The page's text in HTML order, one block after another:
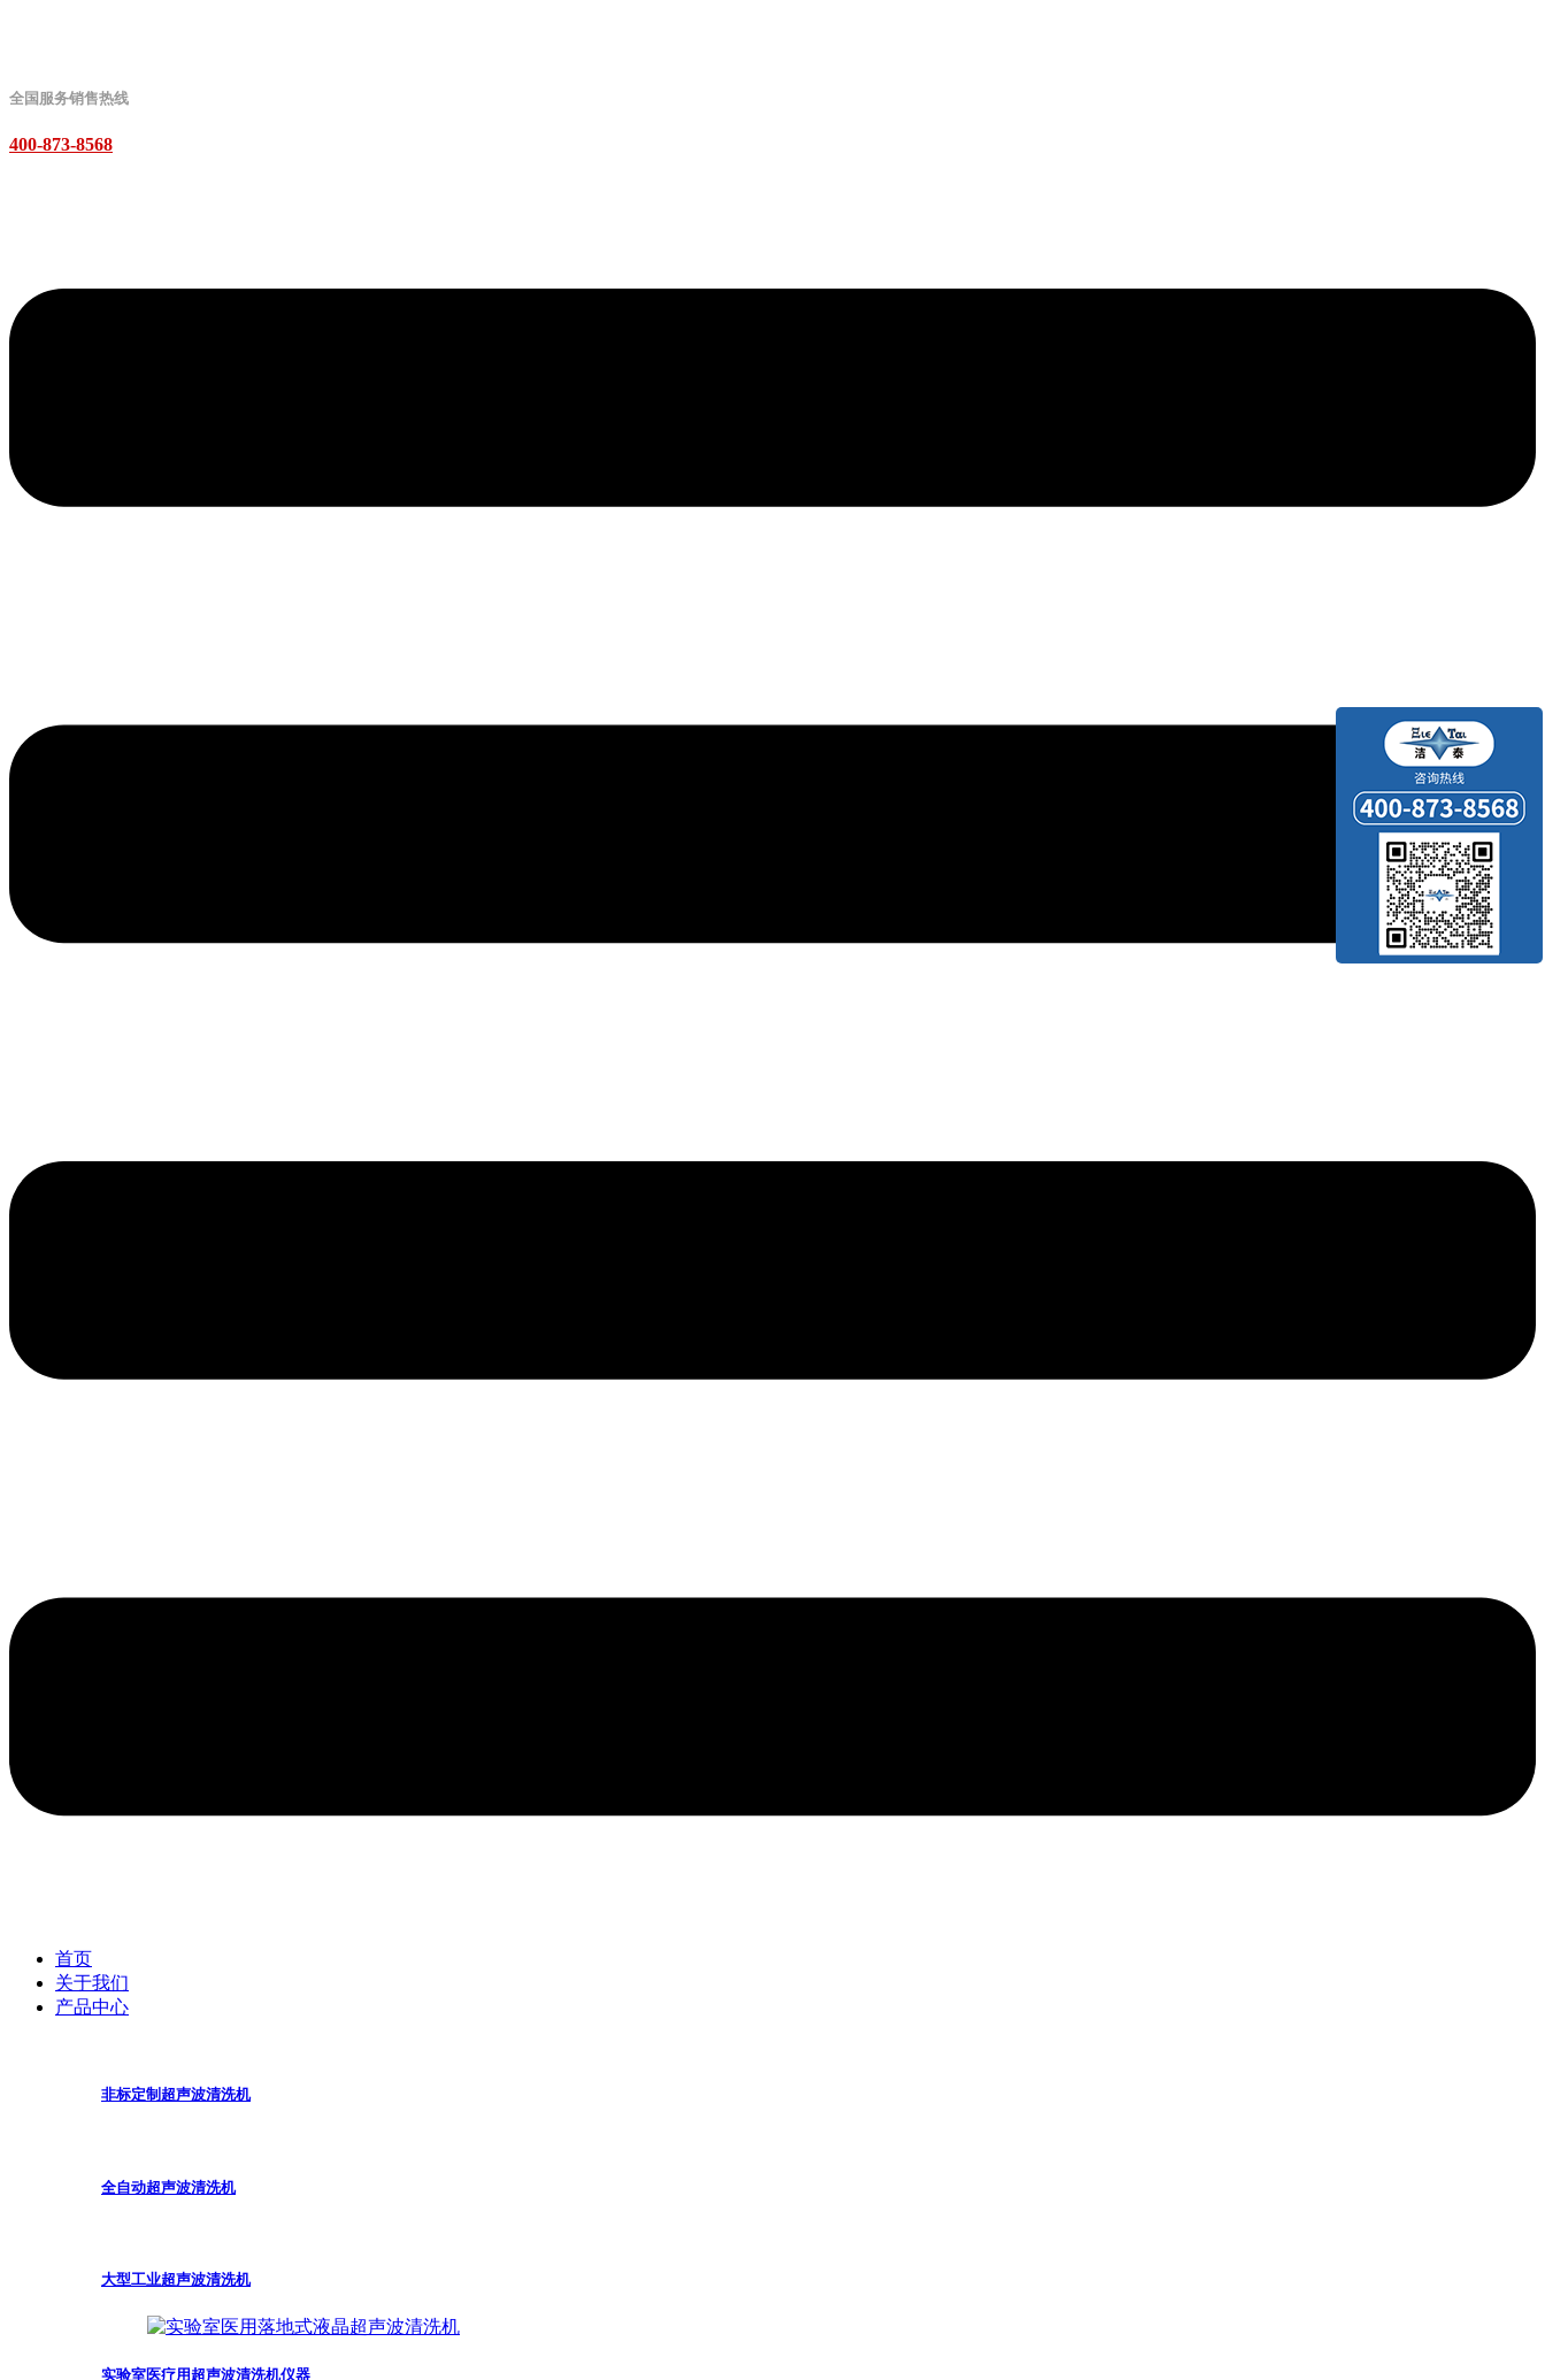
全国服务销售热线
400-873-8568
首页
关于我们
产品中心
非标定制超声波清洗机
全自动超声波清洗机
大型工业超声波清洗机
实验室医疗用超声波清洗机仪器